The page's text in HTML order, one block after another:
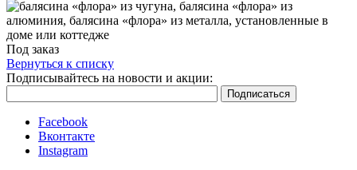
Под заказ
Вернуться к списку
Подписывайтесь на новости и акции:
Facebook
Вконтакте
Instagram